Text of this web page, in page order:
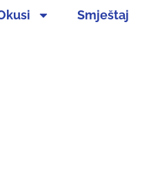
Smještaj